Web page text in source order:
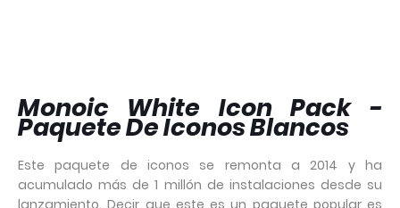
Monoic White Icon Pack -
Paquete De Iconos Blancos
Este paquete de iconos se remonta a 2014 y ha
acumulado más de 1 millón de instalaciones desde su